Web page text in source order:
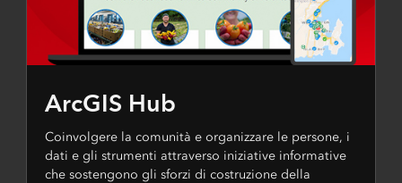
ArcGIS Hub
Coinvolgere la comunità e organizzare le persone, i
dati e gli strumenti attraverso iniziative informative
che sostengono gli sforzi di costruzione della